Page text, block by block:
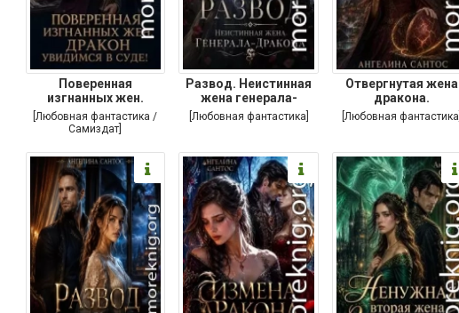
Поверенная
изгнанных жен.
Дракон,
[Любовная фантастика /
Самиздат]
Развод. Неистинная
жена генерала-
дракона
[Любовная фантастика]
Отвергнутая жена
дракона.
Хранительница
[Любовная